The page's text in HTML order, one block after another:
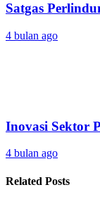
Satgas
4 bulan ago
Inovasi Sektor
4 bulan ago
Related Posts